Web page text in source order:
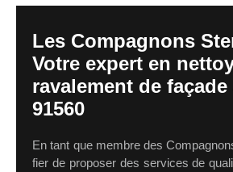
Les Compagnons
Votre expert en
ravalement de
91560
En tant que membre des
fier de proposer des services de